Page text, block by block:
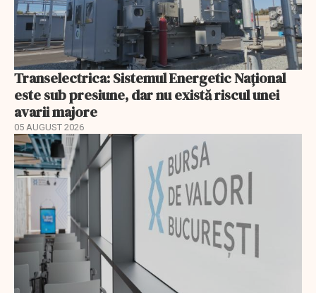
Transelectrica: Sistemul Energetic Național
este sub presiune, dar nu există riscul unei
avarii majore
05 AUGUST 2026